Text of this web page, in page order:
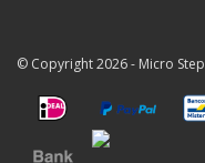
© Copyright 2026 - Micro Step